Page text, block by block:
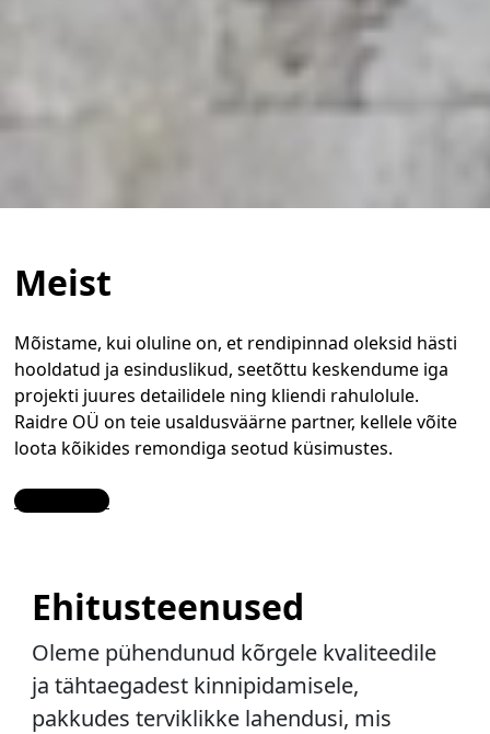
Meist
Mõistame, kui oluline on, et rendipinnad oleksid hästi
hooldatud ja esinduslikud, seetõttu keskendume iga
projekti juures detailidele ning kliendi rahulolule.
Raidre OÜ on teie usaldusväärne partner, kellele võite
loota kõikides remondiga seotud küsimustes.
Contact Us
Ehitusteenused
Oleme pühendunud kõrgele kvaliteedile
ja tähtaegadest kinnipidamisele,
pakkudes terviklikke lahendusi, mis